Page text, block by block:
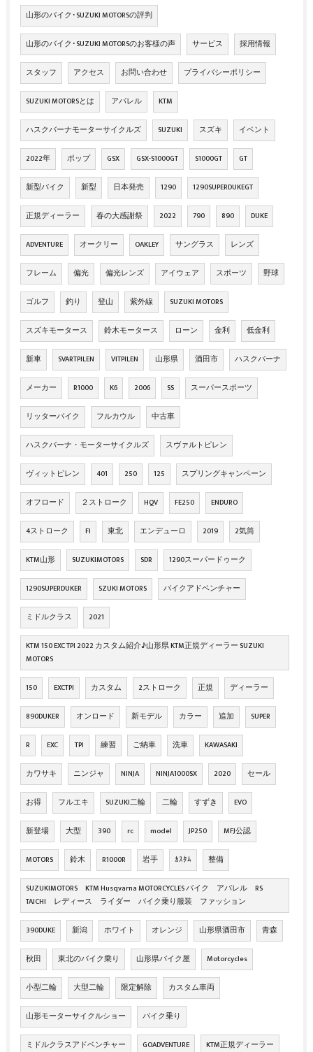
山形のバイク･SUZUKI MOTORSの評判
山形のバイク･SUZUKI MOTORSのお客様の声 サービス 採用情報
スタッフ アクセス お問い合わせ プライバシーポリシー
SUZUKI MOTORSとは アパレル KTM
ハスクバーナモーターサイクルズ SUZUKI スズキ イベント
2022年 ポップ GSX GSX-S1000GT S1000GT GT
新型バイク 新型 日本発売 1290 1290SUPERDUKEGT
正規ディーラー 春の大感謝祭 2022 790 890 DUKE
ADVENTURE オークリー OAKLEY サングラス レンズ
フレーム 偏光 偏光レンズ アイウェア スポーツ 野球
ゴルフ 釣り 登山 紫外線 SUZUKI MOTORS
スズキモータース 鈴木モータース ローン 金利 低金利
新車 SVARTPILEN VITPILEN 山形県 酒田市 ハスクバーナ
メーカー R1000 K6 2006 SS スーパースポーツ
リッターバイク フルカウル 中古車
ハスクバーナ・モーターサイクルズ スヴァルトピレン
ヴィットピレン 401 250 125 スプリングキャンペーン
オフロード ２ストローク HQV FE250 ENDURO
4ストローク FI 東北 エンデューロ 2019 2気筒
KTM山形 SUZUKIMOTORS SDR 1290スーパードゥーク
1290SUPERDUKER SZUKI MOTORS バイクアドベンチャー
ミドルクラス 2021
KTM 150 EXC TPI 2022 カスタム紹介♪山形県 KTM正規ディーラー SUZUKI
MOTORS
150 EXCTPI カスタム 2ストローク 正規 ディーラー
890DUKER オンロード 新モデル カラー 追加 SUPER
R EXC TPI 練習 ご納車 洗車 KAWASAKI
カワサキ ニンジャ NINJA NINJA1000SX 2020 セール
お得 フルエキ SUZUKI二輪 二輪 すずき EVO
新登場 大型 390 rc model JP250 MFJ公認
MOTORS 鈴木 R1000R 岩手 ｶｽﾀﾑ 整備
SUZUKIMOTORS KTM Husqvarna MOTORCYCLES バイク アパレル RS
TAICHI レディース ライダー バイク乗り服装 ファッション
390DUKE 新潟 ホワイト オレンジ 山形県酒田市 青森
秋田 東北のバイク乗り 山形県バイク屋 Motorcycles
小型二輪 大型二輪 限定解除 カスタム車両
山形モーターサイクルショー バイク乗り
ミドルクラスアドベンチャー GOADVENTURE KTM正規ディーラー